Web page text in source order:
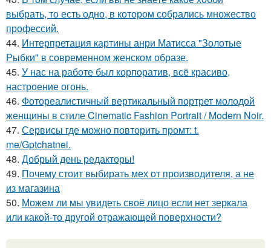
выбрать, то есть одно, в котором собрались множество
профессий.
44. Интерпретация картины анри Матисса "Золотые
Рыбки" в современном женском образе.
45. У нас на работе был корпоратив, всё красиво,
настроение огонь.
46. Фотореалистичный вертикальный портрет молодой
женщины в стиле Cinematic Fashion Portrait / Modern Noir.
47. Сервисы где можно повторить промт: t.
me/Gptchatnei.
48. Добрый день редакторы!
49. Почему стоит выбирать мех от производителя, а не
из магазина
50. Можем ли мы увидеть своё лицо если нет зеркала
или какой-то другой отражающей поверхности?